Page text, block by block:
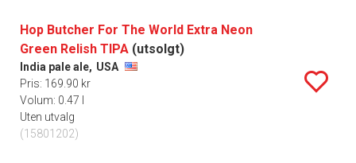
Hop Butcher For The World Extra Neon
Green Relish TIPA (utsolgt)
India pale ale, USA
Pris: 169.90 kr
Volum: 0.47 l
Uten utvalg
(15801202)